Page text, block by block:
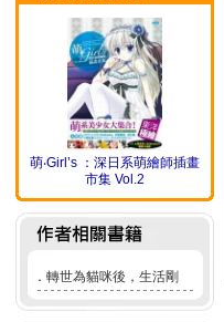
萌‧Girl’s ：深日系萌繪師插畫
市集 Vol.2
． 轉世為貓咪後，生活剛